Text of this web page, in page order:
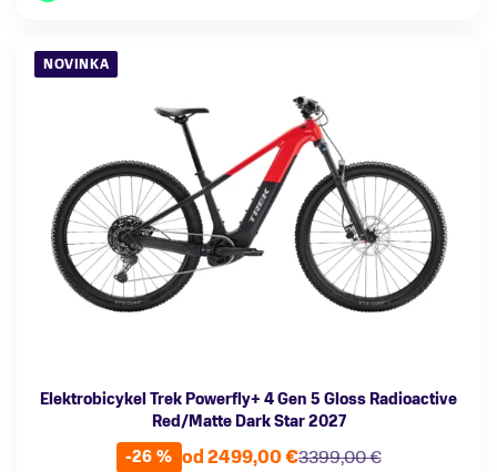
NOVINKA
Elektrobicykel Trek Powerfly+ 4 Gen 5 Gloss Radioactive
Red/Matte Dark Star 2027
-26 %
3399,00 €
od 2499,00 €